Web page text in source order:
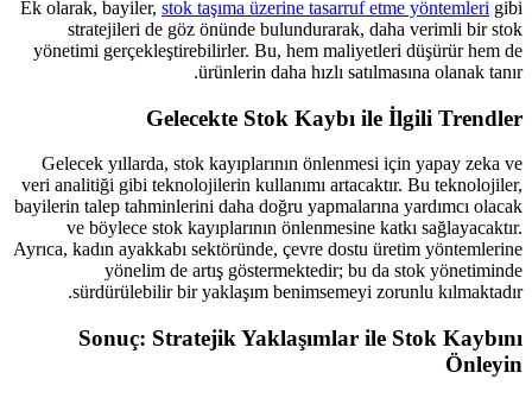
Ek olarak, bayiler,stok taşıma
stratejileri de göz önünde
yönetimi gerçekleştirebilirler. Bu,
ürünlerin
Gelecekte
Gelecek yıllarda, stok
veri analitiği gibi teknolojilerin
bayilerin talep tahminlerini daha
ve böylece stok kayıplarının
Ayrıca, kadın ayakkabı sektöründe,
yönelim de artış
sürdürülebilir bir yaklaşım
Sonuç: Stratejik